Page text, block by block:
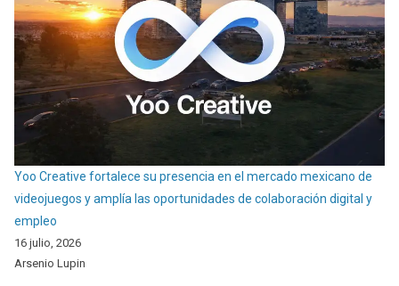
Yoo Creative fortalece su presencia en el mercado mexicano de
videojuegos y amplía las oportunidades de colaboración digital y
empleo
16 julio, 2026
Arsenio Lupin